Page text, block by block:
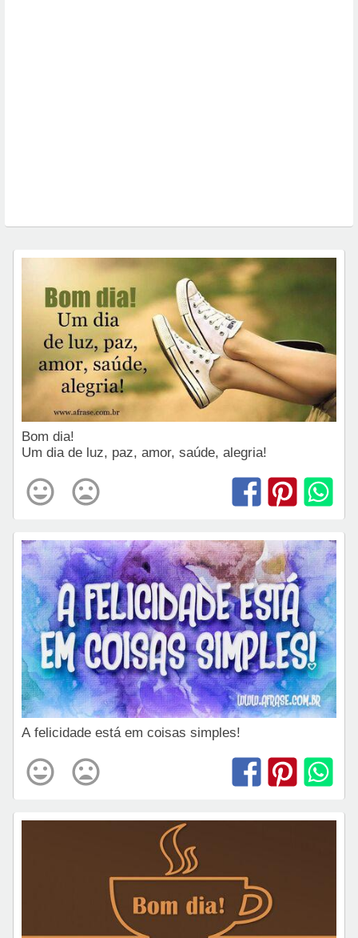
Bom dia!
Um dia de luz, paz, amor, saúde, alegria!
A felicidade está em coisas simples!